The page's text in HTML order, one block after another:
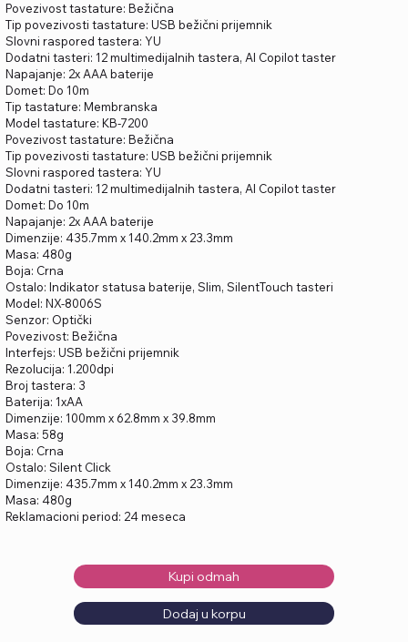
Povezivost tastature: Bežična
Tip povezivosti tastature: USB bežični prijemnik
Slovni raspored tastera: YU
Dodatni tasteri: 12 multimedijalnih tastera, AI Copilot taster
Napajanje: 2x AAA baterije
Domet: Do 10m
Tip tastature: Membranska
Model tastature: KB-7200
Povezivost tastature: Bežična
Tip povezivosti tastature: USB bežični prijemnik
Slovni raspored tastera: YU
Dodatni tasteri: 12 multimedijalnih tastera, AI Copilot taster
Domet: Do 10m
Napajanje: 2x AAA baterije
Dimenzije: 435.7mm x 140.2mm x 23.3mm
Masa: 480g
Boja: Crna
Ostalo: Indikator statusa baterije, Slim, SilentTouch tasteri
Model: NX-8006S
Senzor: Optički
Povezivost: Bežična
Interfejs: USB bežični prijemnik
Rezolucija: 1.200dpi
Broj tastera: 3
Baterija: 1xAA
Dimenzije: 100mm x 62.8mm x 39.8mm
Masa: 58g
Boja: Crna
Ostalo: Silent Click
Dimenzije: 435.7mm x 140.2mm x 23.3mm
Masa: 480g
Reklamacioni period: 24 meseca
Kupi odmah
Dodaj u korpu